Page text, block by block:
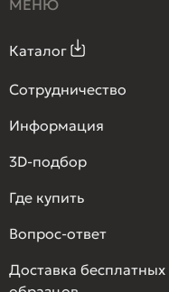
МЕНЮ
Каталог
Сотрудничество
Информация
3D-подбор
Где купить
Вопрос-ответ
Доставка бесплатных